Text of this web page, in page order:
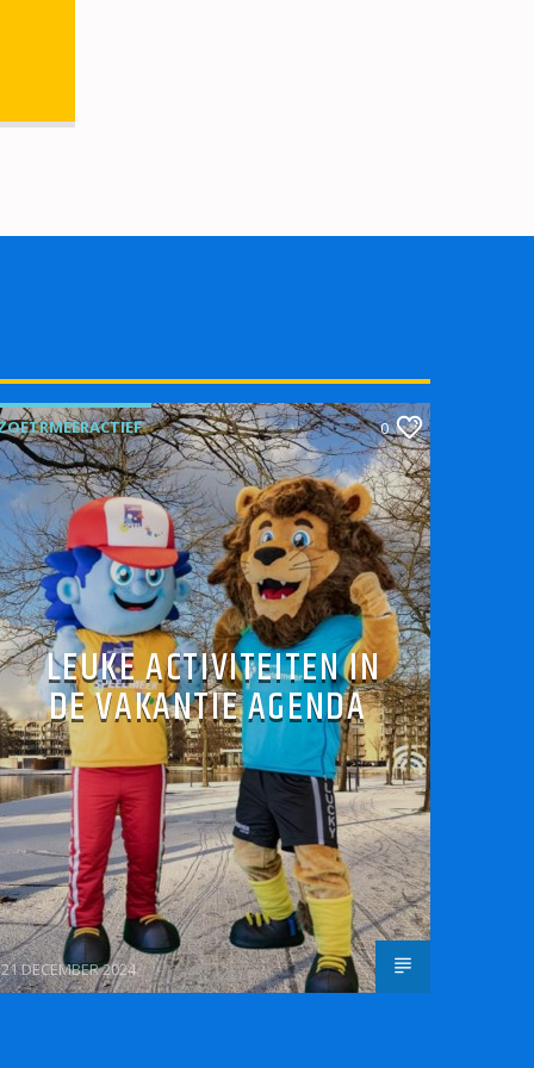
0
LEUKE ACTIVITEITEN IN
DE VAKANTIE AGENDA
21 DECEMBER 2024